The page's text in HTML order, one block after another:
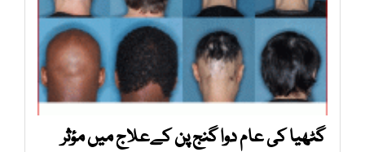
گٹھیا کی عام دوا گنج پن کےعلاج میں مؤثر